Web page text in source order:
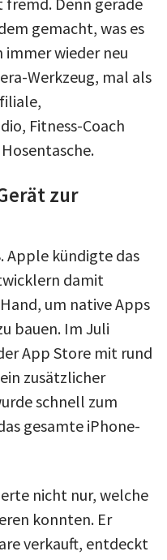
gemacht, was es
immer wieder neu
Werkzeug, mal als
Fitness-Coach
zur
Apple kündigte das
damit
um native Apps
bauen. Im Juli
App Store mit rund
zusätzlicher
schnell zum
gesamte iPhone-
nicht nur, welche
konnten. Er
verkauft, entdeckt